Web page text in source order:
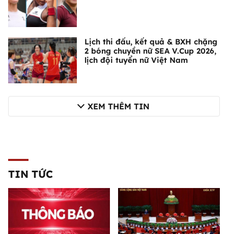
Lịch thi đấu, kết quả & BXH chặng
2 bóng chuyền nữ SEA V.Cup 2026,
lịch đội tuyển nữ Việt Nam
XEM THÊM TIN
TIN TỨC